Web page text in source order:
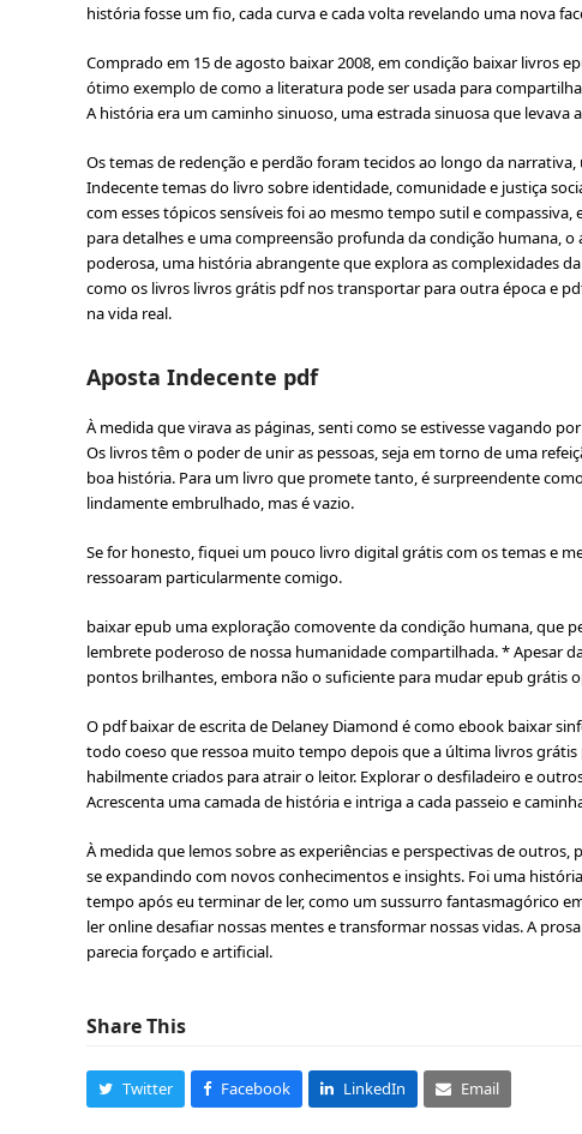
história fosse um fio, cada curva e cada volta revelando uma nova
Comprado em 15 de agosto baixar 2008, em condição baixar livros
ótimo exemplo de como a literatura pode ser usada para
A história era um caminho sinuoso, uma estrada sinuosa que
Os temas de redenção e perdão foram tecidos ao longo da
Indecente temas do livro sobre identidade, comunidade e justiça
com esses tópicos sensíveis foi ao mesmo tempo sutil e
para detalhes e uma compreensão profunda da condição humana,
poderosa, uma história abrangente que explora as complexidades
como os livros livros grátis pdf nos transportar para outra época e
na vida real.
Aposta Indecente pdf
À medida que virava as páginas, senti como se estivesse vagando
Os livros têm o poder de unir as pessoas, seja em torno de uma
boa história. Para um livro que promete tanto, é surpreendente
lindamente embrulhado, mas é vazio.
Se for honesto, fiquei um pouco livro digital grátis com os temas e
ressoaram particularmente comigo.
baixar epub uma exploração comovente da condição humana,
lembrete poderoso de nossa humanidade compartilhada. * Apesar
pontos brilhantes, embora não o suficiente para mudar epub grátis
O pdf baixar de escrita de Delaney Diamond é como ebook baixar
todo coeso que ressoa muito tempo depois que a última livros
habilmente criados para atrair o leitor. Explorar o desfiladeiro e
Acrescenta uma camada de história e intriga a cada passeio e
À medida que lemos sobre as experiências e perspectivas de
se expandindo com novos conhecimentos e insights. Foi uma
tempo após eu terminar de ler, como um sussurro fantasmagórico
ler online desafiar nossas mentes e transformar nossas vidas. A
parecia forçado e artificial.
Share This
Twitter Facebook LinkedIn Email